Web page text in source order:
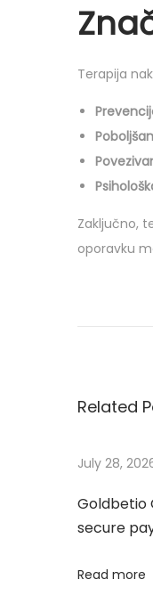
Terapija
Zaključno,
oporavku
o
a
r
e
i
Related
July 28,
Goldbetio
secure
Read more